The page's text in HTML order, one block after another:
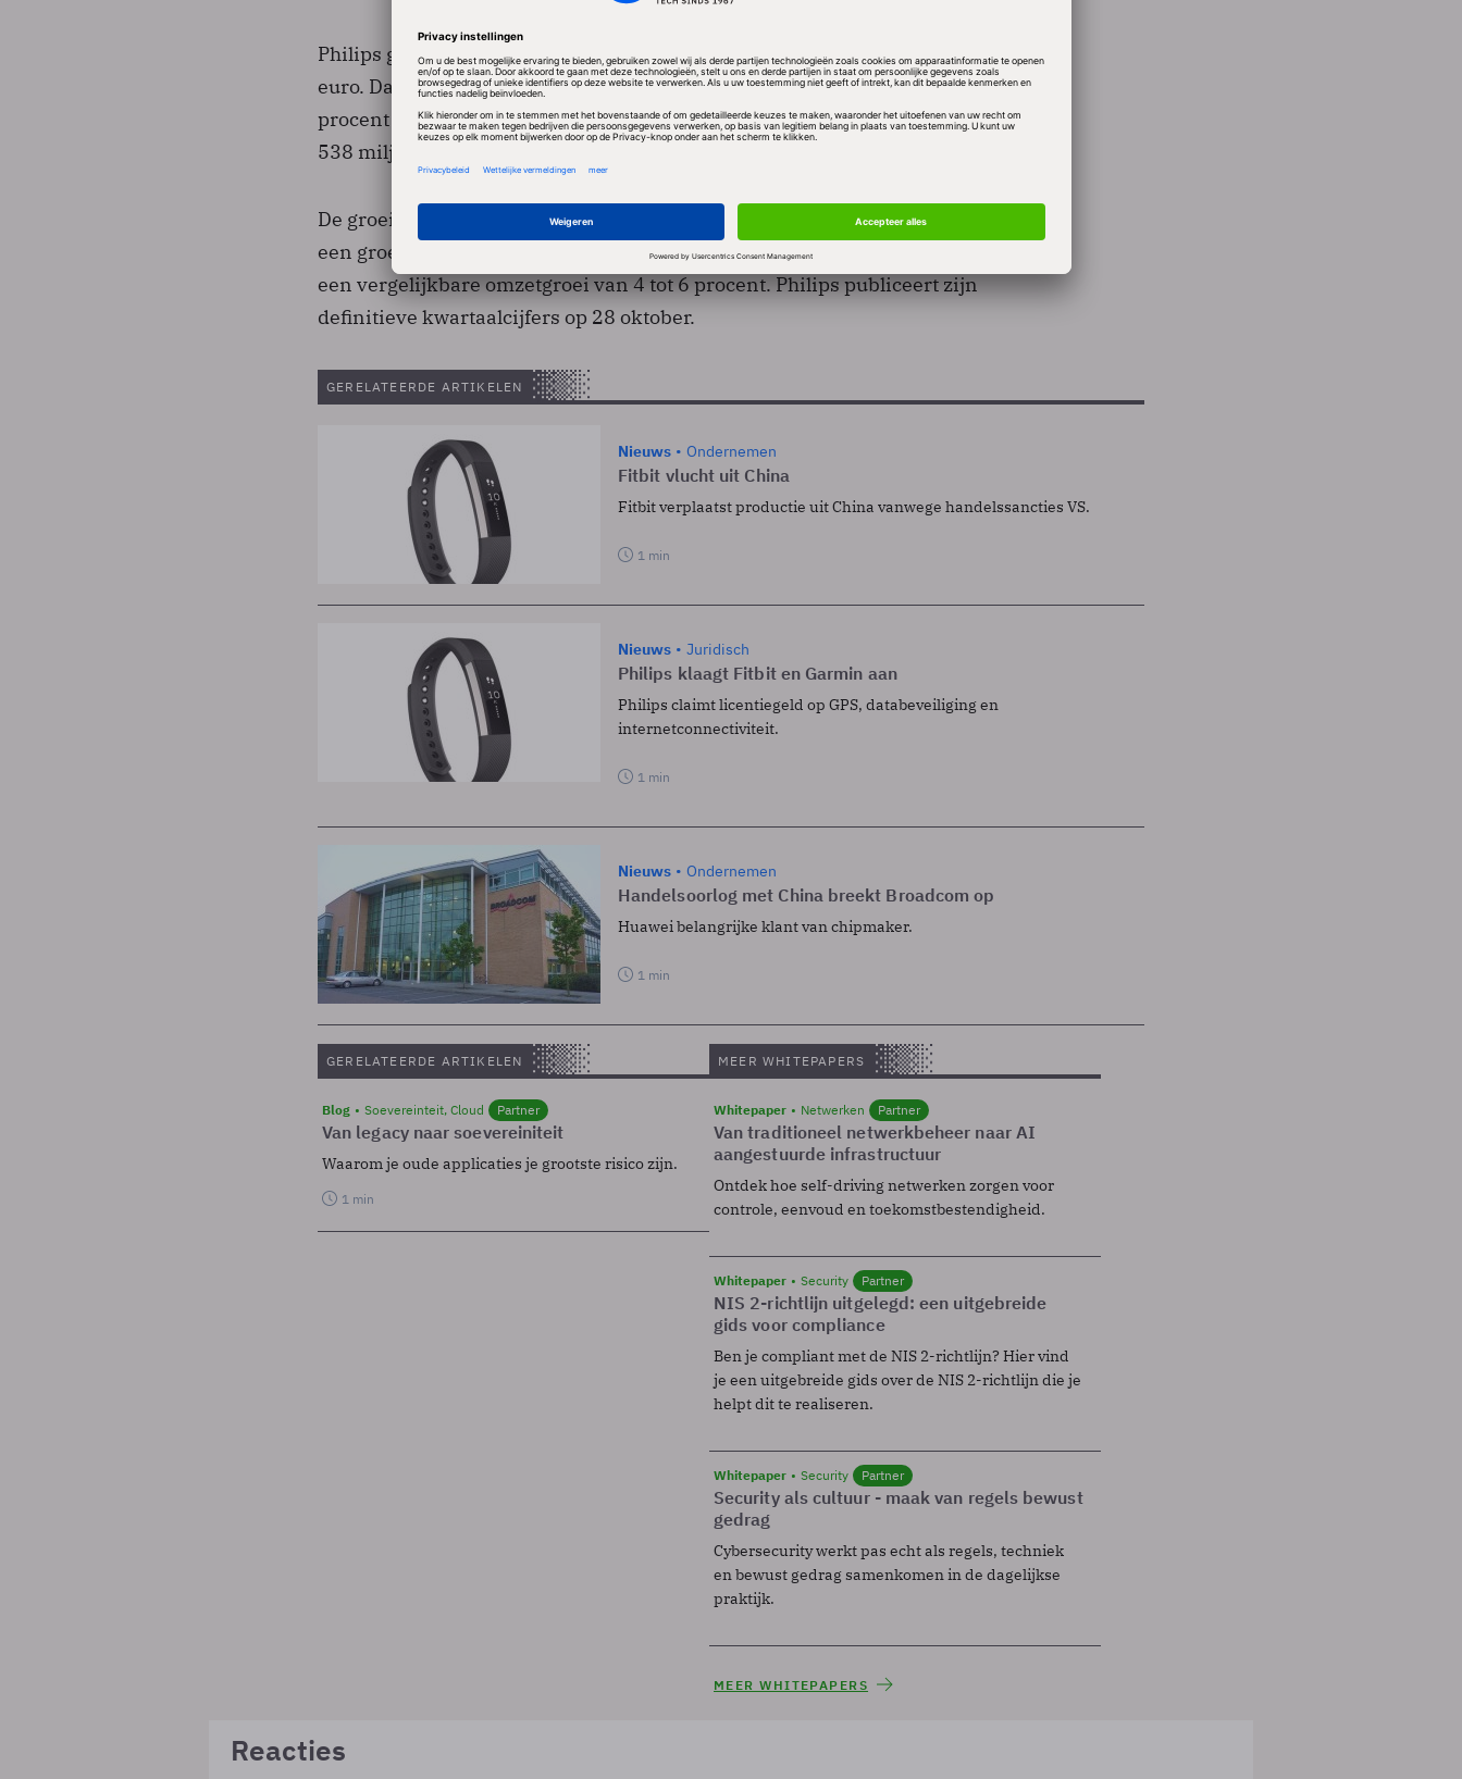
Philips gaat voor het derde kwartaal uit van een totale omzet van 4,7 miljard
euro. Daarmee zou de onderneming een vergelijkbare omzetgroei van 6
procent hebben behaald. Het bedrijfsresultaat komt naar verwachting uit op
538 miljoen euro.
De groei van het aantal nieuwe orders zal in het derde kwartaal vlak zijn, na
een groei van 11 procent een jaar eerder. Voor volgend jaar rekent Philips op
een vergelijkbare omzetgroei van 4 tot 6 procent. Philips publiceert zijn
definitieve kwartaalcijfers op 28 oktober.
GERELATEERDE ARTIKELEN
Nieuws Ondernemen
Fitbit vlucht uit China
Fitbit verplaatst productie uit China vanwege handelssancties VS.
1 min
Nieuws Juridisch
Philips klaagt Fitbit en Garmin aan
Philips claimt licentiegeld op GPS, databeveiliging en
internetconnectiviteit.
1 min
Nieuws Ondernemen
Handelsoorlog met China breekt Broadcom op
Huawei belangrijke klant van chipmaker.
1 min
GERELATEERDE ARTIKELEN
Blog Soevereinteit, Cloud Partner
Van legacy naar soevereiniteit
Waarom je oude applicaties je grootste risico zijn.
1 min
MEER WHITEPAPERS
Whitepaper Netwerken Partner
Van traditioneel netwerkbeheer naar AI
aangestuurde infrastructuur
Ontdek hoe self-driving netwerken zorgen voor
controle, eenvoud en toekomstbestendigheid.
Whitepaper Security Partner
NIS 2-richtlijn uitgelegd: een uitgebreide
gids voor compliance
Ben je compliant met de NIS 2-richtlijn? Hier vind
je een uitgebreide gids over de NIS 2-richtlijn die je
helpt dit te realiseren.
Whitepaper Security Partner
Security als cultuur - maak van regels bewust
gedrag
Cybersecurity werkt pas echt als regels, techniek
en bewust gedrag samenkomen in de dagelijkse
praktijk.
MEER WHITEPAPERS
Reacties